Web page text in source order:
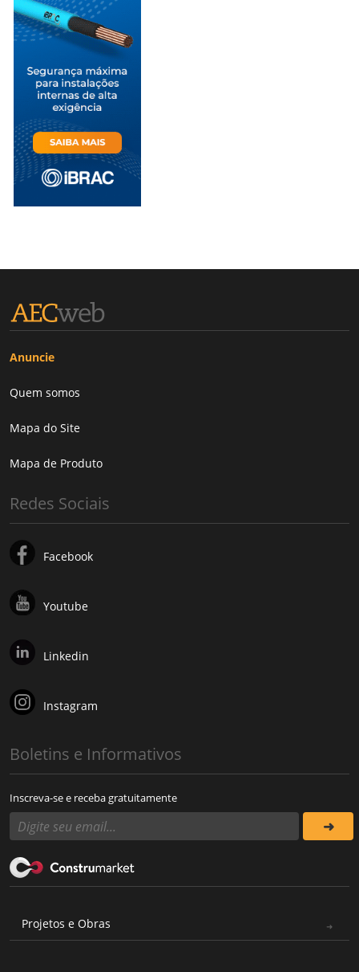
Anuncie
Quem somos
Mapa do Site
Mapa de Produto
Redes Sociais
Facebook
Youtube
Linkedin
Instagram
Boletins e Informativos
Inscreva-se e receba gratuitamente
Projetos e Obras